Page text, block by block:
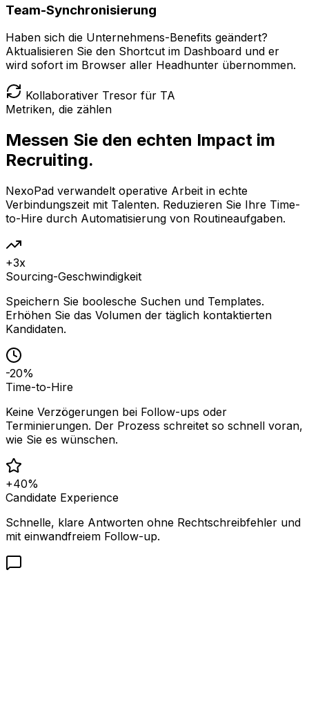
Team-Synchronisierung
Haben sich die Unternehmens-Benefits geändert?
Aktualisieren Sie den Shortcut im Dashboard und er
wird sofort im Browser aller Headhunter übernommen.
Kollaborativer Tresor für TA
Metriken, die zählen
Messen Sie den echten Impact im
Recruiting.
NexoPad verwandelt operative Arbeit in echte
Verbindungszeit mit Talenten. Reduzieren Sie Ihre Time-
to-Hire durch Automatisierung von Routineaufgaben.
+3x
Sourcing-Geschwindigkeit
Speichern Sie boolesche Suchen und Templates.
Erhöhen Sie das Volumen der täglich kontaktierten
Kandidaten.
-20%
Time-to-Hire
Keine Verzögerungen bei Follow-ups oder
Terminierungen. Der Prozess schreitet so schnell voran,
wie Sie es wünschen.
+40%
Candidate Experience
Schnelle, klare Antworten ohne Rechtschreibfehler und
mit einwandfreiem Follow-up.